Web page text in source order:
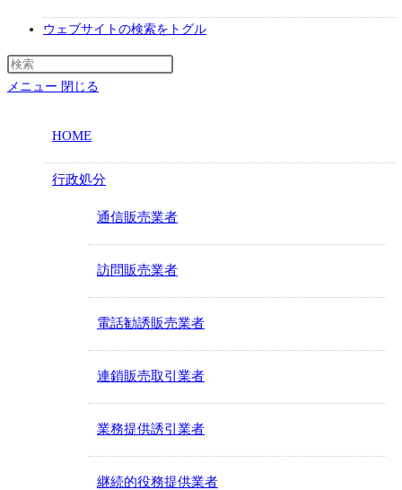
ウェブサイトの検索をトグル
メニュー 閉じる
HOME
行政処分
通信販売業者
訪問販売業者
電話勧誘販売業者
連鎖販売取引業者
業務提供誘引業者
継続的役務提供業者